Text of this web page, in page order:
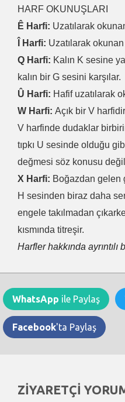
HARF OKUNUŞLARI
Ê Harfi: Uzatılarak
Î Harfi: Uzatılarak
Q Harfi: Kalın K sesine
kalın bir G sesini karşılar.
Û Harfi: Hafif uzatılarak
W Harfi: Açık bir V
V harfinde dudaklar
tıpkı U sesinde olduğu
değmesi söz konusu
X Harfi: Boğazdan gelen
H sesinden biraz daha
engele takılmadan
kısmında titreşir.
Harfler hakkında ayrıntılı
WhatsApp ile Paylaş
Facebook'ta Paylaş
ZİYARETÇİ